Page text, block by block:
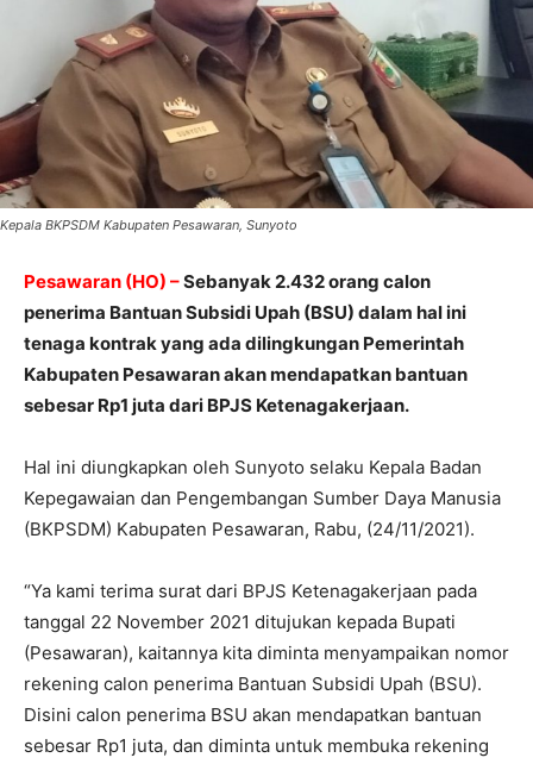
Kepala BKPSDM Kabupaten Pesawaran, Sunyoto
Pesawaran (HO) –Sebanyak 2.432 orang calon
penerima Bantuan Subsidi Upah (BSU) dalam hal ini
tenaga kontrak yang ada dilingkungan Pemerintah
Kabupaten Pesawaran akan mendapatkan bantuan
sebesar Rp1 juta dari BPJS Ketenagakerjaan.
Hal ini diungkapkan oleh Sunyoto selaku Kepala Badan
Kepegawaian dan Pengembangan Sumber Daya Manusia
(BKPSDM) Kabupaten Pesawaran, Rabu, (24/11/2021).
“Ya kami terima surat dari BPJS Ketenagakerjaan pada
tanggal 22 November 2021 ditujukan kepada Bupati
(Pesawaran), kaitannya kita diminta menyampaikan nomor
rekening calon penerima Bantuan Subsidi Upah (BSU).
Disini calon penerima BSU akan mendapatkan bantuan
sebesar Rp1 juta, dan diminta untuk membuka rekening